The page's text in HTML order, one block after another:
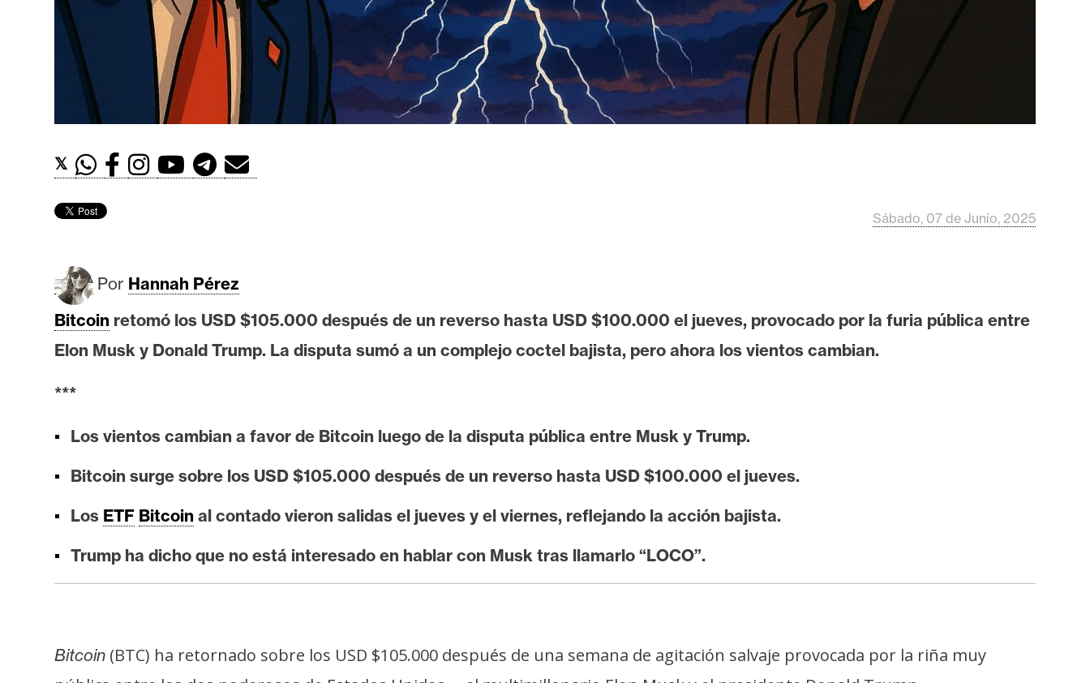
t
h
u
I
A
n
á
l
s
s
o
a
s
P
𝕏
Sábado, 07 de Junio, 2025
Por Hannah Pérez
Bitcoin retomó los USD $105.000 después de un reverso hasta USD $100.000 el jueves, provocado por la furia pública entre
Elon Musk y Donald Trump. La disputa sumó a un complejo coctel bajista, pero ahora los vientos cambian.
***
Los vientos cambian a favor de Bitcoin luego de la disputa pública entre Musk y Trump.
Bitcoin surge sobre los USD $105.000 después de un reverso hasta USD $100.000 el jueves.
Los ETF Bitcoin al contado vieron salidas el jueves y el viernes, reflejando la acción bajista.
Trump ha dicho que no está interesado en hablar con Musk tras llamarlo “LOCO”.
Bitcoin (BTC) ha retornado sobre los USD $105.000 después de una semana de agitación salvaje provocada por la riña muy